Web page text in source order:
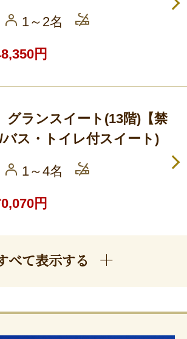
1～2名
円
グランスイート(13階)【禁
バス・トイレ付スイート)
1～4名
円
べて表示する